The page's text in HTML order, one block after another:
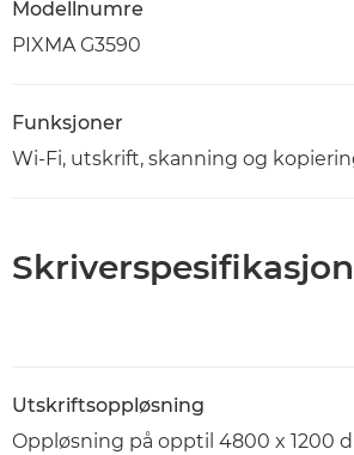
Modellnumre
PIXMA G3590
Funksjoner
Wi-Fi, utskrift, skanning og
Utskriftsoppløsning
Oppløsning på opptil 4800 x 1200